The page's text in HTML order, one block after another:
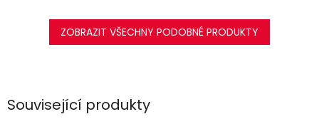
Související produkty
ZOBRAZIT VŠECHNY PODOBNÉ PRODUKTY